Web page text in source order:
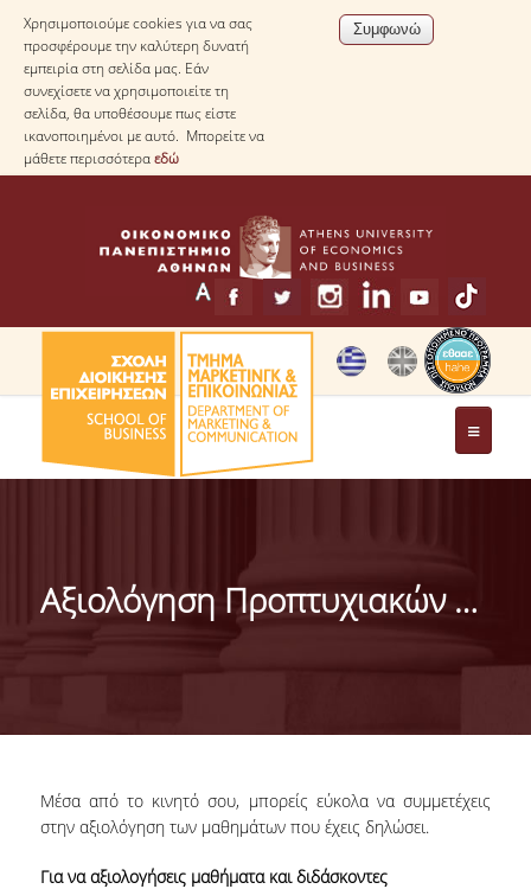
Χρησιμοποιούμε cookies για να σας
προσφέρουμε την καλύτερη δυνατή
εμπειρία στη σελίδα μας. Εάν
συνεχίσετε να χρησιμοποιείτε τη
σελίδα, θα υποθέσουμε πως είστε
ικανοποιημένοι με αυτό. Μπορείτε να
μάθετε περισσότεραεδώ
ΤΟ ΤΜΗΜΑ
ΜΑΡΚΕΤΙΝΓΚ & ΕΠΙΚΟΙΝΩΝΙΑ
ΟΡΑΜΑ, ΑΠΟΣΤΟΛΗ, ΑΞΙΕΣ, ΙΣΤΟΡΙΑ ΤΟΥ
ΜΕ ΜΙΑ ΜΑΤΙΑ
ΑΝΘΡΩΠΙΝΟ ΔΥΝΑΜΙΚΟ
Αξιολόγηση Προπτυχιακών μαθημάτων Εαρινό εξάμηνο 2024-2025
Μέσα από το κινητό σου, μπορείς εύκολα να συμμετέχεις
στην αξιολόγηση των μαθημάτων που έχεις δηλώσει.
Για να αξιολογήσεις μαθήματα και διδάσκοντες